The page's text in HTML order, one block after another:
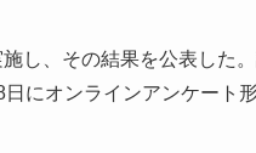
し、その結果を公表した
にオンラインアンケート